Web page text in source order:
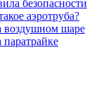
безопасности
аэротруба?
воздушном шаре